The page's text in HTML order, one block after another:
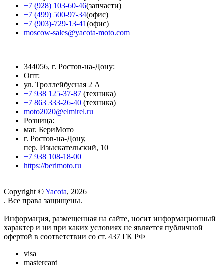
+7 (928) 103-60-46(запчасти)
+7 (499) 500-97-34(офис)
+7 (903)-729-13-41(офис)
moscow-sales@yacota-moto.com
344056, г. Ростов-на-Дону:
Опт:
ул. Троллейбусная 2 А
+7 938 125-37-87 (техника)
+7 863 333-26-40 (техника)
moto2020@elmirel.ru
Розница:
маг. БериМото
г. Ростов-на-Дону,
пер. Изыскательский, 10
+7 938 108-18-00
https://berimoto.ru
Copyright ©Yacota, 2026
. Все права защищены.
Информация, размещенная на сайте, носит информационный
характер и ни при каких условиях не является публичной
офертой в соответствии со ст. 437 ГК РФ
visa
mastercard